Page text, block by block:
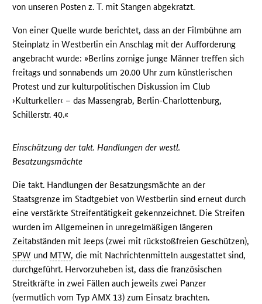
von unseren Posten z. T. mit Stangen abgekratzt.
Von einer Quelle wurde berichtet, dass an der Filmbühne am
Steinplatz in Westberlin ein Anschlag mit der Aufforderung
angebracht wurde: »Berlins zornige junge Männer treffen sich
freitags und sonnabends um 20.00 Uhr zum künstlerischen
Protest und zur kulturpolitischen Diskussion im Club
›Kulturkeller‹ – das Massengrab, Berlin-Charlottenburg,
Schillerstr. 40.«
Einschätzung der takt. Handlungen der westl.
Besatzungsmächte
Die takt. Handlungen der Besatzungsmächte an der
Staatsgrenze im Stadtgebiet von Westberlin sind erneut durch
eine verstärkte Streifentätigkeit gekennzeichnet. Die Streifen
wurden im Allgemeinen in unregelmäßigen längeren
Zeitabständen mit Jeeps (zwei mit rückstoßfreien Geschützen),
SPW und MTW, die mit Nachrichtenmitteln ausgestattet sind,
durchgeführt. Hervorzuheben ist, dass die französischen
Streitkräfte in zwei Fällen auch jeweils zwei Panzer
(vermutlich vom Typ AMX 13) zum Einsatz brachten.